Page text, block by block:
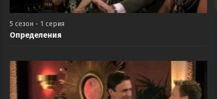
5 сезон - 1 серия